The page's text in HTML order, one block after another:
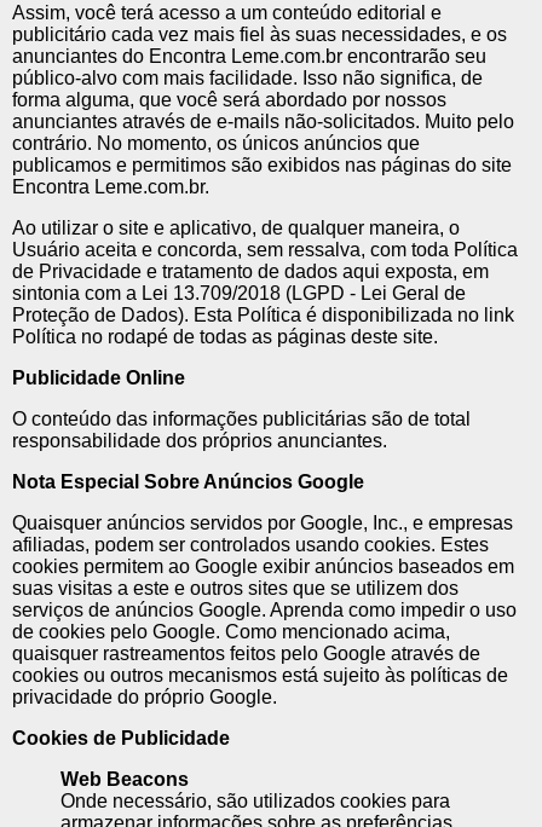
Assim, você terá acesso a um conteúdo editorial e
publicitário cada vez mais fiel às suas necessidades, e os
anunciantes do Encontra Leme.com.br encontrarão seu
público-alvo com mais facilidade. Isso não significa, de
forma alguma, que você será abordado por nossos
anunciantes através de e-mails não-solicitados. Muito pelo
contrário. No momento, os únicos anúncios que
publicamos e permitimos são exibidos nas páginas do site
Encontra Leme.com.br.
Ao utilizar o site e aplicativo, de qualquer maneira, o
Usuário aceita e concorda, sem ressalva, com toda Política
de Privacidade e tratamento de dados aqui exposta, em
sintonia com a Lei 13.709/2018 (LGPD - Lei Geral de
Proteção de Dados). Esta Política é disponibilizada no link
Política no rodapé de todas as páginas deste site.
Publicidade Online
O conteúdo das informações publicitárias são de total
responsabilidade dos próprios anunciantes.
Nota Especial Sobre Anúncios Google
Quaisquer anúncios servidos por Google, Inc., e empresas
afiliadas, podem ser controlados usando cookies. Estes
cookies permitem ao Google exibir anúncios baseados em
suas visitas a este e outros sites que se utilizem dos
serviços de anúncios Google. Aprenda como impedir o uso
de cookies pelo Google. Como mencionado acima,
quaisquer rastreamentos feitos pelo Google através de
cookies ou outros mecanismos está sujeito às políticas de
privacidade do próprio Google.
Cookies de Publicidade
Web Beacons
Onde necessário, são utilizados cookies para
armazenar informações sobre as preferências